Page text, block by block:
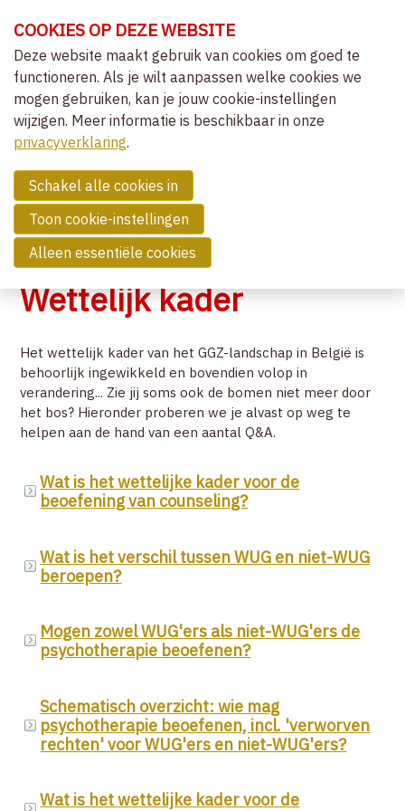
links
over
Spring
naar
de
navigatie
naar
de
inhoud
Wettelijk kader
Het wettelijk kader van het GGZ-landschap in België is
behoorlijk ingewikkeld en bovendien volop in
verandering... Zie jij soms ook de bomen niet meer door
het bos? Hieronder proberen we je alvast op weg te
helpen aan de hand van een aantal Q&A.
Wat is het wettelijke kader voor de
beoefening van counseling?
Het wettelijk kader voor psychotherapeuten is niet
dezelfde als voor de counselors.
Momenteel zijn de verschillende beroepsverenigingen
en opleidingsinstanties die instaan voor counselors aan
het werken aan de erkenning van de counselor en
Voor meer info kan u terecht bij de werkgroep
counselors.
Wat is het verschil tussen WUG en niet-WUG
beroepen?
WUG
Gezondheidszorgberoepen (kortweg WUG)
reglementeert de beoefening van gezondheidszorg.
Deze wet bepaalt o.a. wie een bepaalde titel mag dragen
Mogen zowel WUG'ers als niet-WUG'ers de
psychotherapie beoefenen?
Uitoefening van de psychotherapie door
WUG'ers en niet-WUG'ers
op de Uitoefening van de Gezondheidszorgberoepen
Schematisch overzicht: wie mag
psychotherapie beoefenen, incl. 'verworven
rechten' voor WUG'ers en niet-WUG'ers?
Wat is het wettelijke kader voor de
OVER VVCEPC
CLIËNTGERICHT-EXPERIËNTIEEL
AANVRAAG LIDMAATSCHAP
ERKENDE OPLEIDINGEN
ERKENDE LEDEN
BELANGSTELLENDEN
(ASPIRANT) SUPERVISOREN
NIEUWS
COMMUNITY
CONTACT
ZOEK
COOKIES OP DEZE WEBSITE
Deze website maakt gebruik van cookies om goed te
functioneren. Als je wilt aanpassen welke cookies we
mogen gebruiken, kan je jouw cookie-instellingen
wijzigen. Meer informatie is beschikbaar in onze
privacyverklaring.
Schakel alle cookies in
Toon cookie-instellingen
Alleen essentiële cookies